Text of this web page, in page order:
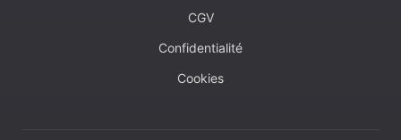
CGV
Confidentialité
Cookies